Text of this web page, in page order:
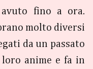
fino a ora.
molto diversi
da un passato
anime e fa in